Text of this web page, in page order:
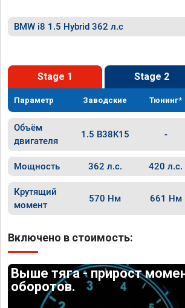
BMW i8 1.5 Hybrid 362 л.с
Stage 1 Stage 2
Параметр Заводские Тюнинг*
Объём
двигателя
1.5 B38K15 -
Мощность 362 л.с. 420 л.с.
Крутящий
момент
570 Нм 661 Нм
Включено в стоимость:
Выше тяга - прирост
оборотов.